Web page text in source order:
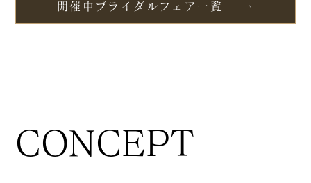
開催中ブライダルフェア一覧
CONCEPT